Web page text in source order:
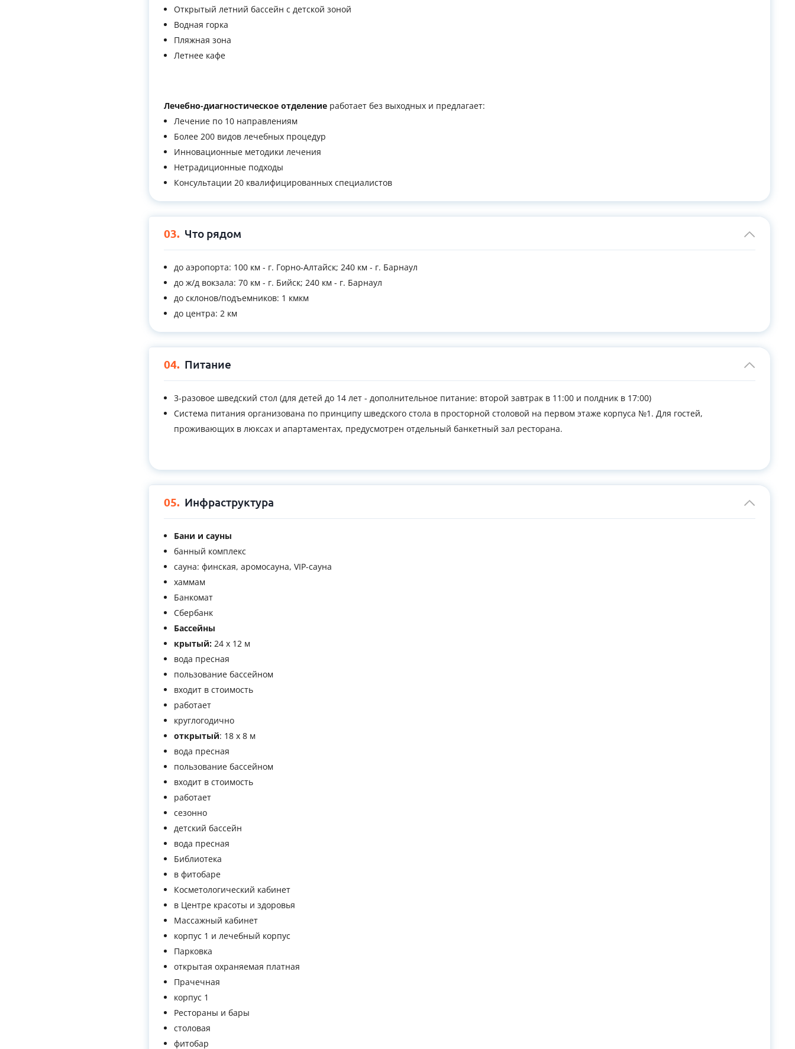
Открытый летний бассейн с детской зоной
Водная горка
Пляжная зона
Летнее кафе
Лечебно-диагностическое отделение работает без выходных и предлагает:
Лечение по 10 направлениям
Более 200 видов лечебных процедур
Инновационные методики лечения
Нетрадиционные подходы
Консультации 20 квалифицированных специалистов
03. Что рядом
до аэропорта: 100 км - г. Горно-Алтайск; 240 км - г. Барнаул
до ж/д вокзала: 70 км - г. Бийск; 240 км - г. Барнаул
до склонов/подъемников: 1 кмкм
до центра: 2 км
04. Питание
3-разовое шведский стол (для детей до 14 лет - дополнительное питание: второй завтрак в 11:00 и полдник в 17:00)
Система питания организована по принципу шведского стола в просторной столовой на первом этаже корпуса №1. Для гостей,
проживающих в люксах и апартаментах, предусмотрен отдельный банкетный зал ресторана.
05. Инфраструктура
Бани и сауны
банный комплекс
сауна: финская, аромосауна, VIP-сауна
хаммам
Банкомат
Сбербанк
Бассейны
крытый: 24 х 12 м
вода пресная
пользование бассейном
входит в стоимость
работает
круглогодично
открытый: 18 х 8 м
вода пресная
пользование бассейном
входит в стоимость
работает
сезонно
детский бассейн
вода пресная
Библиотека
в фитобаре
Косметологический кабинет
в Центре красоты и здоровья
Массажный кабинет
корпус 1 и лечебный корпус
Парковка
открытая охраняемая платная
Прачечная
корпус 1
Рестораны и бары
столовая
фитобар